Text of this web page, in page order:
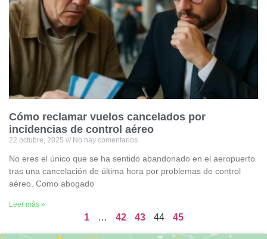
Cómo reclamar vuelos cancelados por
incidencias de control aéreo
22 octubre, 2025 No hay comentarios
No eres el único que se ha sentido abandonado en el aeropuerto
tras una cancelación de última hora por problemas de control
aéreo. Como abogado
Leer más »
1 … 42 43 44 45